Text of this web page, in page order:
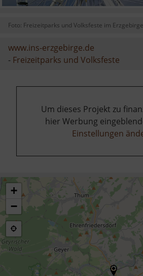
Foto: Freizeitparks und Volksfeste im Erzgebirge
www.ins-erzgebirge.de
- Freizeitparks und Volksfeste
Um dieses Projekt zu
hier Werbung
Einstellungen
+
−